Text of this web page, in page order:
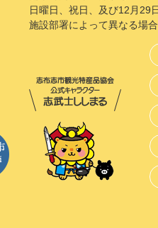
日曜日、祝日、及び12月29
施設部署によって異なる場合